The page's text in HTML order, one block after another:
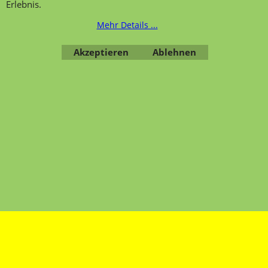
Kategorien,Kontaktformular,Impressum
Erlebnis.
Mehr Details ...
Akzeptieren Ablehnen